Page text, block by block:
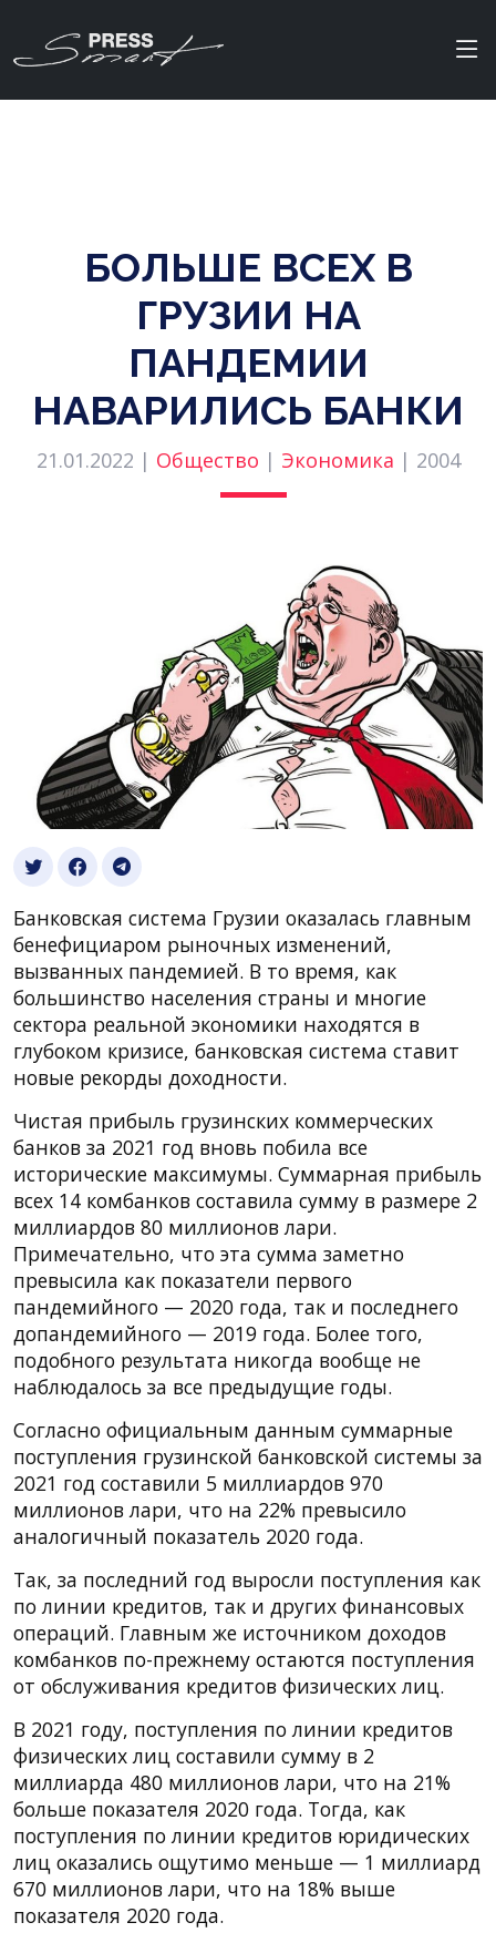
БОЛЬШЕ ВСЕХ В
ГРУЗИИ НА
ПАНДЕМИИ
НАВАРИЛИСЬ БАНКИ
21.01.2022 | Общество | Экономика | 2004
Банковская система Грузии оказалась главным
бенефициаром рыночных изменений,
вызванных пандемией. В то время, как
большинство населения страны и многие
сектора реальной экономики находятся в
глубоком кризисе, банковская система ставит
новые рекорды доходности.
Чистая прибыль грузинских коммерческих
банков за 2021 год вновь побила все
исторические максимумы. Суммарная прибыль
всех 14 комбанков составила сумму в размере 2
миллиардов 80 миллионов лари.
Примечательно, что эта сумма заметно
превысила как показатели первого
пандемийного — 2020 года, так и последнего
допандемийного — 2019 года. Более того,
подобного результата никогда вообще не
наблюдалось за все предыдущие годы.
Согласно официальным данным суммарные
поступления грузинской банковской системы за
2021 год составили 5 миллиардов 970
миллионов лари, что на 22% превысило
аналогичный показатель 2020 года.
Так, за последний год выросли поступления как
по линии кредитов, так и других финансовых
операций. Главным же источником доходов
комбанков по-прежнему остаются поступления
от обслуживания кредитов физических лиц.
В 2021 году, поступления по линии кредитов
физических лиц составили сумму в 2
миллиарда 480 миллионов лари, что на 21%
больше показателя 2020 года. Тогда, как
поступления по линии кредитов юридических
лиц оказались ощутимо меньше — 1 миллиард
670 миллионов лари, что на 18% выше
показателя 2020 года.